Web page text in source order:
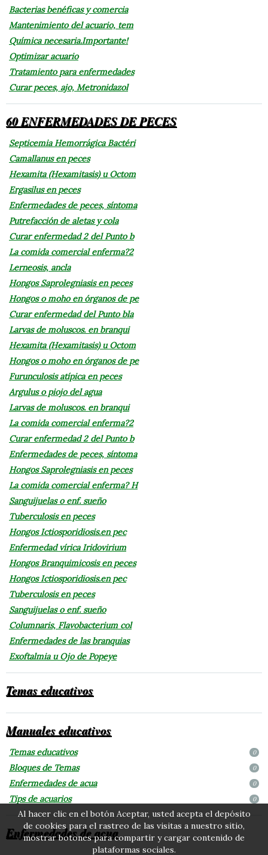
Bacterias benéficas y comercia
Mantenimiento del acuario, tem
Química necesaria.Importante!
Optimizar acuario
Tratamiento para enfermedades
Curar peces, ajo, Metronidazol
60 ENFERMEDADES DE PECES
Septicemia Hemorrágica Bactéri
Camallanus en peces
Hexamita (Hexamitasis) u Octom
Ergasilus en peces
Enfermedades de peces, síntoma
Putrefacción de aletas y cola
Curar enfermedad 2 del Punto b
La comida comercial enferma?2
Lerneosis, ancla
Hongos Saprolegniasis en peces
Hongos o moho en órganos de pe
Curar enfermedad del Punto bla
Larvas de moluscos. en branqui
Hexamita (Hexamitasis) u Octom
Hongos o moho en órganos de pe
Furunculosis atípica en peces
Argulus o piojo del agua
Larvas de moluscos. en branqui
La comida comercial enferma?2
Curar enfermedad 2 del Punto b
Enfermedades de peces, síntoma
Hongos Saprolegniasis en peces
La comida comercial enferma? H
Sanguijuelas o enf. sueño
Tuberculosis en peces
Hongos Ictiosporidiosis.en pec
Enfermedad vírica Iridovirium
Hongos Branquimicosis en peces
Hongos Ictiosporidiosis.en pec
Tuberculosis en peces
Sanguijuelas o enf. sueño
Columnaris, Flavobacterium col
Enfermedades de las branquias
Exoftalmia u Ojo de Popeye
Temas educativos
Manuales educativos
Temas educativos 0
Bloques de Temas 0
Enfermedades de acua 0
Tips de acuarios 0
Enfermedades de acua
Al hacer clic en el botón Aceptar, usted acepta el depósito
de cookies para el rastreo de las visitas a nuestro sitio,
mostrar botones para compartir y cargar contenido de
plataformas sociales.